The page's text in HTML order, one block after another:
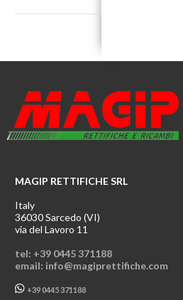
MAGIP RETTIFICHE SRL
Italy
36030 Sarcedo (VI)
via del Lavoro 11
tel: +39 0445 371188
email: info@magiprettifiche.com
+39 0445 371188